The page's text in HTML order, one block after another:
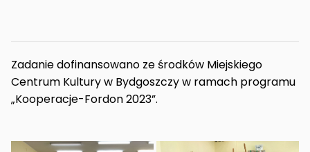
Zadanie dofinansowano ze środków Miejskiego
Centrum Kultury w Bydgoszczy w ramach programu
„Kooperacje-Fordon 2023”.